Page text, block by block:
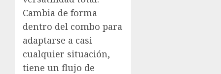
Cambia de forma
dentro del combo para
adaptarse a casi
cualquier situación,
tiene un flujo de